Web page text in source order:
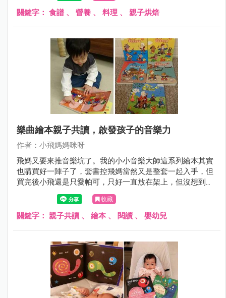
關鍵字： 食譜 、 營養 、 料理 、 親子烘焙
樂曲繪本親子共讀，啟發孩子的音樂力
作者：小飛媽媽咪呀
飛媽又要來推音樂坑了。我的小小音樂大師這系列繪本其實
也購買好一陣子了，套書控飛媽當然又是整套一起入手，但
買完後小飛還是只愛帕可，只好一直放在架上，但沒想到最
近小飛忽然開始自己拿起來翻閱了。
收藏
關鍵字： 親子共讀 、 繪本、 閱讀 、 嬰幼兒